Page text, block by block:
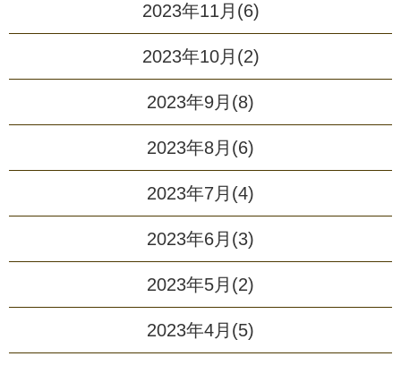
2023年11月(6)
2023年10月(2)
2023年9月(8)
2023年8月(6)
2023年7月(4)
2023年6月(3)
2023年5月(2)
2023年4月(5)